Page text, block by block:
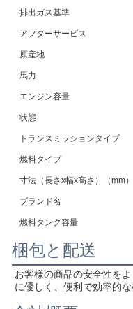
排出ガス基準
アフターサービス
原産地
馬力
エンジン容量
状態
トランスミッションタイプ
燃料タイプ
寸法（長さx幅x高さ）（mm）
ブランド名
燃料タンク容量
梱包と配送
お客様の商品の安全性を
に優しく、便利で効率的